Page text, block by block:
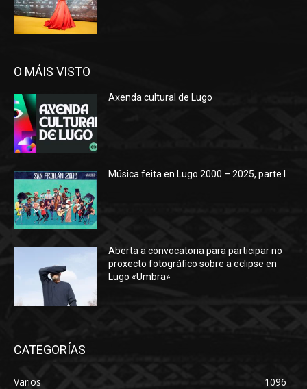
O MÁIS VISTO
Axenda cultural de Lugo
Música feita en Lugo 2000 – 2025, parte I
Aberta a convocatoria para participar no
proxecto fotográfico sobre a eclipse en
Lugo «Umbra»
CATEGORÍAS
Varios
1096